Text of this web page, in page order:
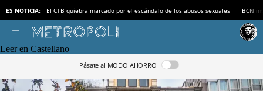
ES NOTICIA: El CTB quiebra marcado por el escándalo de los abusos sexuales BCN
Leer en Castellano
Pásate al MODO AHORRO